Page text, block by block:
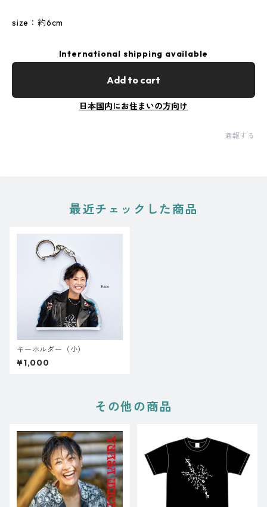
size：約6cm
International shipping available
Add to cart
日本国内にお住まいの方向け
通報する
最近チェックした商品
キーホルダー（小）
¥1,000
その他の商品